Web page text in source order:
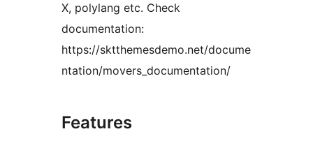
X, polylang etc. Check
documentation:
https://sktthemesdemo.net/docume
ntation/movers_documentation/
Features